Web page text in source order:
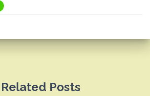
Related Posts